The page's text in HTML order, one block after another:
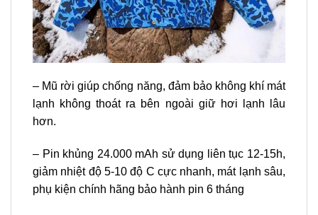
– Mũ rời giúp chống năng, đảm bảo không khí mát
lạnh không thoát ra bên ngoài giữ hơi lạnh lâu
hơn.
– Pin khủng 24.000 mAh sử dụng liên tục 12-15h,
giảm nhiệt độ 5-10 độ C cực nhanh, mát lạnh sâu,
phụ kiện chính hãng bảo hành pin 6 tháng